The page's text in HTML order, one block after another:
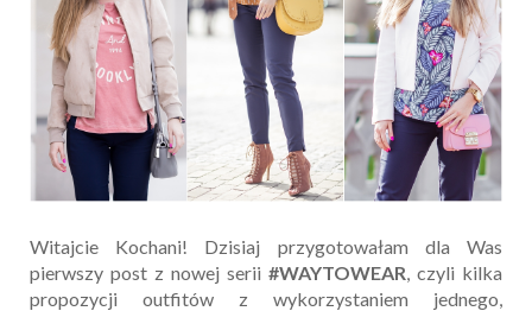
Witajcie Kochani! Dzisiaj przygotowałam dla Was
pierwszy post z nowej serii #WAYTOWEAR , czyli kilka
propozycji outfitów z wykorzystaniem jednego,